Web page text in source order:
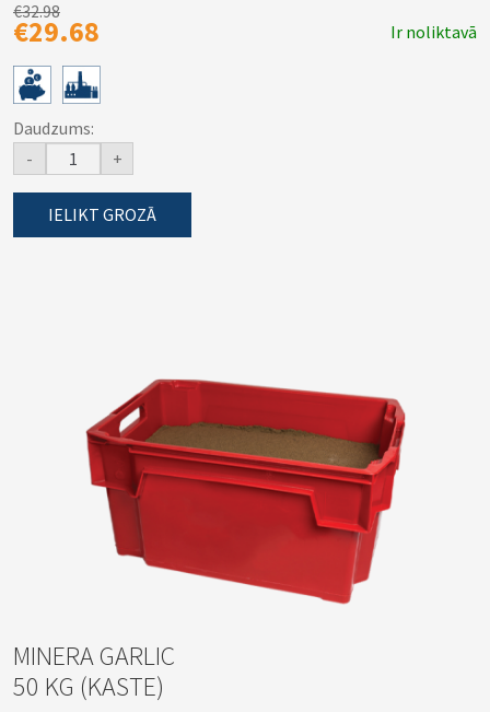
€32.98
€29.68 Ir noliktavā
Daudzums:
-
+
IELIKT GROZĀ
MINERA GARLIC
50 KG (KASTE)